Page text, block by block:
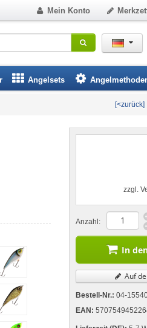
Mein Konto
Angelsets
[<zurück]
zzgl.
Anzahl:
In
Auf
Bestell-Nr.: 04-
EAN: